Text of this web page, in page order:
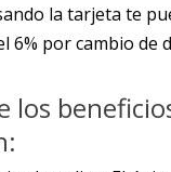
la tarjeta te
6% por cambio de
los